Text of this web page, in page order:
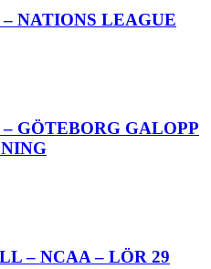
NATIONS LEAGUE
GÖTEBORG GALOPP
– NCAA – LÖR 29